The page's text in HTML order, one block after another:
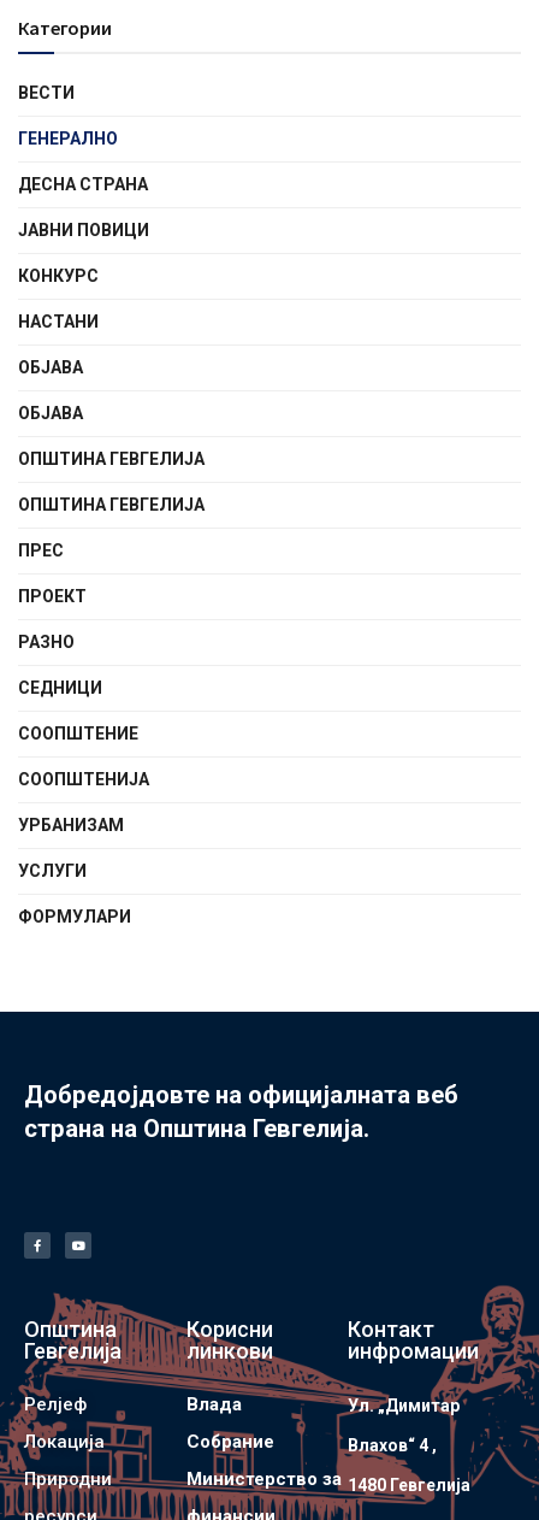
Категории
ВЕСТИ
ГЕНЕРАЛНО
ДЕСНА СТРАНА
ЈАВНИ ПОВИЦИ
КОНКУРС
НАСТАНИ
ОБЈАВА
ОБЈАВА
ОПШТИНА ГЕВГЕЛИЈА
ОПШТИНА ГЕВГЕЛИЈА
ПРЕС
ПРОЕКТ
РАЗНО
СЕДНИЦИ
СООПШТЕНИE
СООПШТЕНИЈА
УРБАНИЗАМ
УСЛУГИ
ФОРМУЛАРИ
Добредојдовте на официјалната веб
страна на Општина Гевгелија.
Општина
Гевгелија
Релјеф
Локација
Природни
Корисни
линкови
Влада
Собрание
Министерство за
Контакт
инфромации
Ул. „Димитар
Влахов“ 4 ,
1480 Гевгелијa